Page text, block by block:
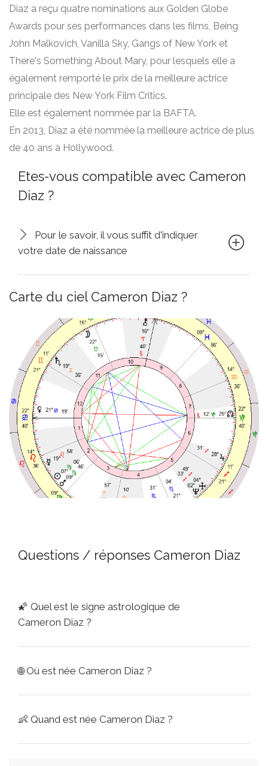
Diaz a reçu quatre nominations aux Golden Globe
Awards pour ses performances dans les films, Being
John Malkovich, Vanilla Sky, Gangs of New York et
There's Something About Mary, pour lesquels elle a
également remporté le prix de la meilleure actrice
principale des New York Film Critics.
Elle est également nommée par la BAFTA.
En 2013, Diaz a été nommée la meilleure actrice de plus
de 40 ans à Hollywood.
Etes-vous compatible avec Cameron
Diaz ?
Pour le savoir, il vous suffit d'indiquer
votre date de naissance
Carte du ciel Cameron Diaz ?
Questions / réponses Cameron Diaz
🌠 Quel est le signe astrologique de
Cameron Diaz ?
🌐Où est née Cameron Diaz ?
👶 Quand est née Cameron Diaz ?